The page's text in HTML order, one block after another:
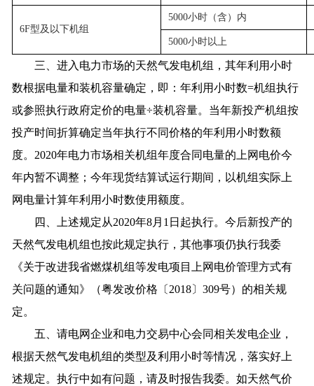
6F型及以下机组
5000小时（含）内
5000小时以上
三、进入电力市场的天然气发电机组，其年利用小时
数根据电量和装机容量确定，即：年利用小时数=机组执行
或参照执行政府定价的电量÷装机容量。当年新投产机组按
投产时间折算确定当年执行不同价格的年利用小时数额
度。2020年电力市场相关机组年度合同电量的上网电价今
年内暂不调整；今年现货结算试运行期间，以机组实际上
网电量计算年利用小时数使用额度。
四、上述规定从2020年8月1日起执行。今后新投产的
天然气发电机组也按此规定执行，其他事项仍执行我委
《关于改进我省燃煤机组等发电项目上网电价管理方式有
关问题的通知》（粤发改价格〔2018〕309号）的相关规
定。
五、请电网企业和电力交易中心会同相关发电企业，
根据天然气发电机组的类型及利用小时等情况，落实好上
述规定。执行中如有问题，请及时报告我委。如天然气价